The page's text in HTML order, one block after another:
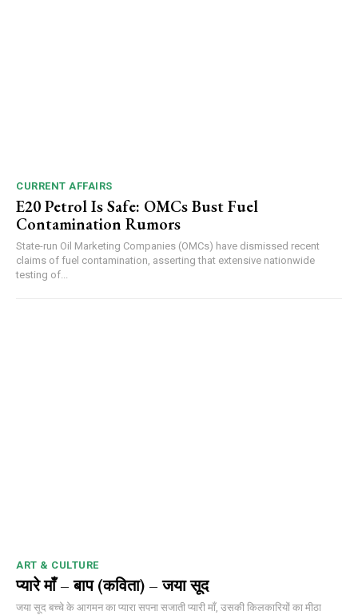
CURRENT AFFAIRS
E20 Petrol Is Safe: OMCs Bust Fuel
Contamination Rumors
State-run Oil Marketing Companies (OMCs) have dismissed recent
claims of fuel contamination, asserting that extensive nationwide
testing of...
ART & CULTURE
प्यारे माँ – बाप (कविता) – जया सूद
जया सूद बच्चे के आगमन का प्यारा सपना सजाती प्यारी माँ, उसकी किलकारियों का मीठा